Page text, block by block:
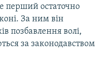
перший остаточно
За ним він
позбавлення волі,
за законодавством